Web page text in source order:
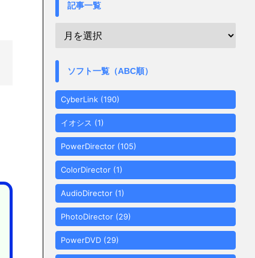
記事一覧
ソフト一覧（ABC順）
CyberLink (190)
イオシス (1)
PowerDirector (105)
ColorDirector (1)
AudioDirector (1)
PhotoDirector (29)
PowerDVD (29)